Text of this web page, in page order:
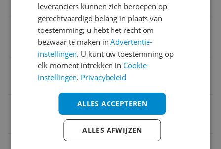
Aanbevolen minimum leeftijd
Product hoogte
3417765059230
leveranciers kunnen zich beroepen op
gerechtvaardigd belang in plaats van
toestemming; u hebt het recht om
bezwaar te maken inAdvertentie-
instellingen. U kunt uw toestemming op
elk moment intrekken in Cookie-
instellingen. Privacybeleid
ALLES ACCEPTEREN
ALLES AFWIJZEN